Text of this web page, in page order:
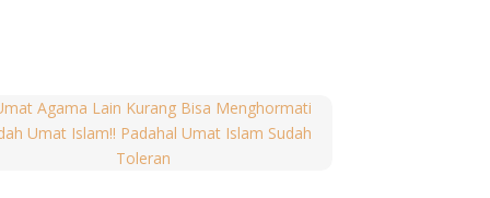
Ia pergi ke daerah yang tinggi
karena biasanya kalau ada
ke Marwa sampai tujuh kali. Itulah
Hajar sewaktu mencari air untuk
kembali menemui anaknya, di saat